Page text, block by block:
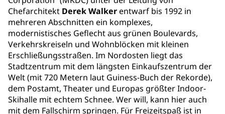
Chefarchitekt Derek Walkerentwarf bis 1992 in
mehreren Abschnitten ein komplexes,
modernistisches Geflecht aus grünen Boulevards,
Verkehrskreiseln und Wohnblöcken mit kleinen
Erschließungsstraßen. Im Nordosten liegt das
Stadtzentrum mit dem längsten Einkaufszentrum der
Welt (mit 720 Metern laut Guiness-Buch der Rekorde),
dem Postamt, Theater und Europas größter Indoor-
Skihalle mit echtem Schnee. Wer will, kann hier auch
mit dem Fallschirm springen. Für Freizeitspaß ist in